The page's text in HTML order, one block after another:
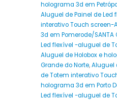
holograma 3d em
Aluguel de Painel de
interativo Touch screen-
3d em Pomerode/SANTA
Led flexível -aluguel de
Aluguel de Holobox e
Grande do Norte,Aluguel
de Totem interativo
holograma 3d em Porto
Led flexível -aluguel de